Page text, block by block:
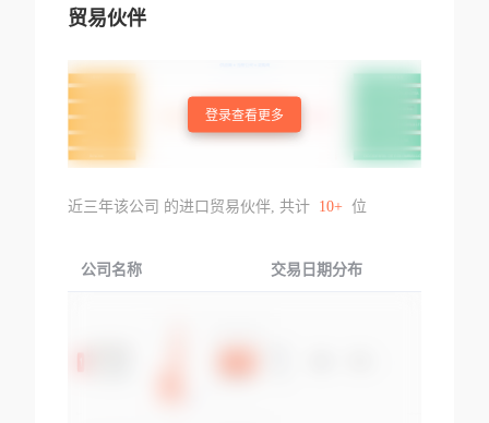
贸易伙伴
登录查看更多
近三年该公司 的进口贸易伙伴, 共计 10+ 位
公司名称 交易日期分布